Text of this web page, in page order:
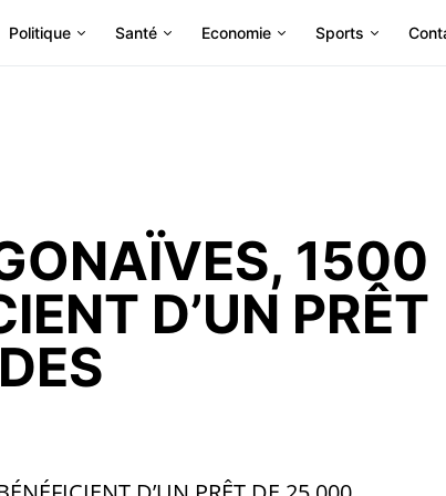
Politique Santé Economie Sports
1500
D’UN PRÊT